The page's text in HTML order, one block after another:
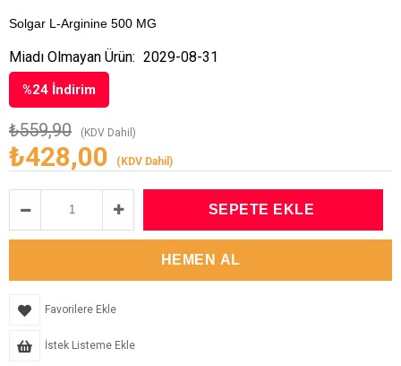
Solgar L-Arginine 500 MG
%24 İndirim
₺559,90 (KDV Dahil)
₺428,00 (KDV Dahil)
Miadı Olmayan Ürün: 2029-08-31
Favorilere Ekle
İstek Listeme Ekle